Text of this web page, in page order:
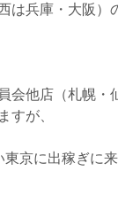
は兵庫・大阪）
会他店（札幌
すが、
京に出稼ぎに